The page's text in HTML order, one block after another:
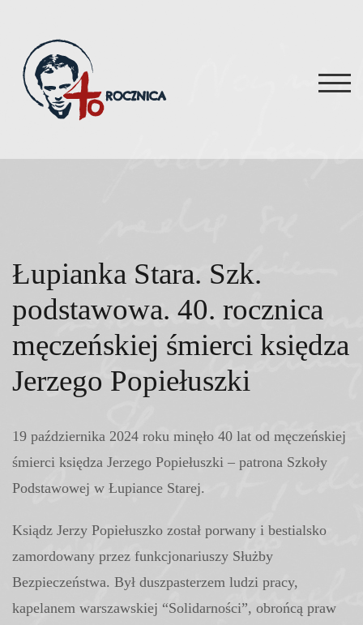
content
Łupianka Stara. Szk.
podstawowa. 40. rocznica
męczeńskiej śmierci księdza
Jerzego Popiełuszki
19 października 2024 roku minęło 40 lat od męczeńskiej
śmierci księdza Jerzego Popiełuszki – patrona Szkoły
Podstawowej w Łupiance Starej.
Ksiądz Jerzy Popiełuszko został porwany i bestialsko
zamordowany przez funkcjonariuszy Służby
Bezpieczeństwa. Był duszpasterzem ludzi pracy,
kapelanem warszawskiej “Solidarności”, obrońcą praw